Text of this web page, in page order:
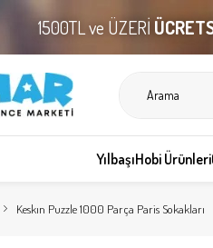
1500TL ve ÜZERİ
YılbaşıHobi Ürünleri
Keskın Puzzle 1000 Parça Paris Sokakları